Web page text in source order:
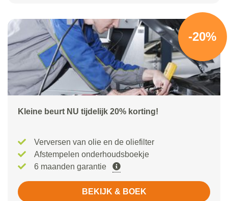
-20%
Kleine beurt NU tijdelijk 20% korting!
Verversen van olie en de oliefilter
Afstempelen onderhoudsboekje
6 maanden garantie
BEKIJK & BOEK